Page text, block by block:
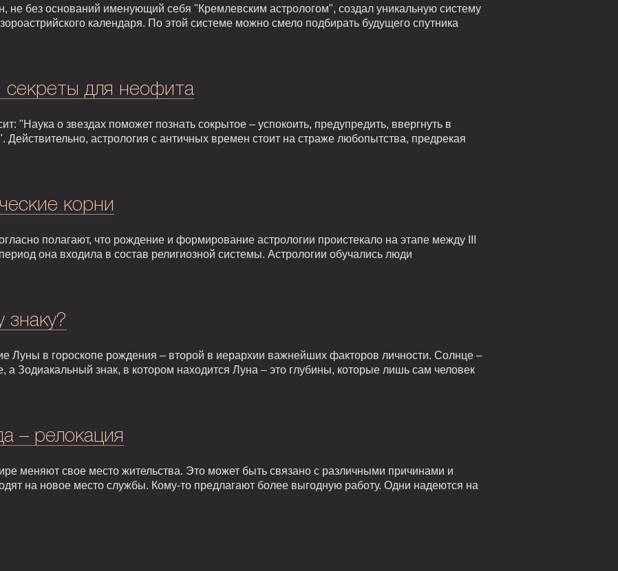
не без оснований именующий себя "Кремлевским астрологом", создал уникальную систему
календаря. По этой системе можно смело подбирать будущего спутника
секреты для неофита
"Наука о звездах поможет познать сокрытое – успокоить, предупредить, ввергнуть в
Действительно, астрология с античных времен стоит на страже любопытства, предрекая
корни
полагают, что рождение и формирование астрологии проистекало на этапе между III
она входила в состав религиозной системы. Астрологии обучались люди
знаку?
Луны в гороскопе рождения – второй в иерархии важнейших факторов личности. Солнце –
а Зодиакальный знак, в котором находится Луна – это глубины, которые лишь сам человек
– релокация
меняют свое место жительства. Это может быть связано с различными причинами и
на новое место службы. Кому-то предлагают более выгодную работу. Одни надеются на